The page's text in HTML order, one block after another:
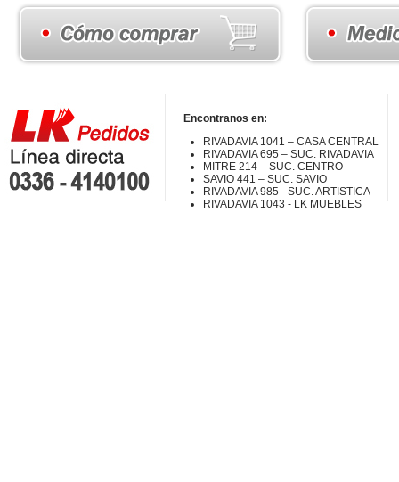
Encontranos en:
RIVADAVIA 1041 – CASA CENTRAL
RIVADAVIA 695 – SUC. RIVADAVIA
MITRE 214 – SUC. CENTRO
SAVIO 441 – SUC. SAVIO
RIVADAVIA 985 - SUC. ARTISTICA
RIVADAVIA 1043 - LK MUEBLES